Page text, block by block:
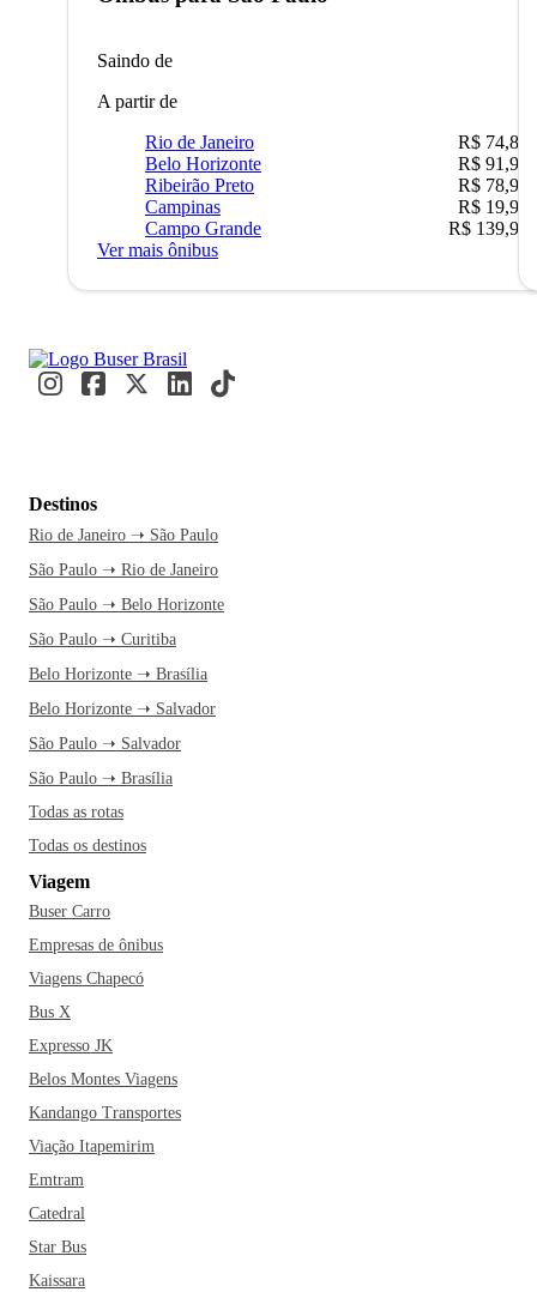
Saindo de
A partir de
Rio de Janeiro
R$ 74,80
Belo Horizonte
R$ 91,90
Ribeirão Preto
R$ 78,90
Campinas
R$ 19,90
Campo Grande
R$ 139,90
Ver mais ônibus
Destinos
Rio de Janeiro ➝ São Paulo
São Paulo ➝ Rio de Janeiro
São Paulo ➝ Belo Horizonte
São Paulo ➝ Curitiba
Belo Horizonte ➝ Brasília
Belo Horizonte ➝ Salvador
São Paulo ➝ Salvador
São Paulo ➝ Brasília
Todas as rotas
Todas os destinos
Viagem
Buser Carro
Empresas de ônibus
Viagens Chapecó
Bus X
Expresso JK
Belos Montes Viagens
Kandango Transportes
Viação Itapemirim
Emtram
Catedral
Star Bus
Kaissara